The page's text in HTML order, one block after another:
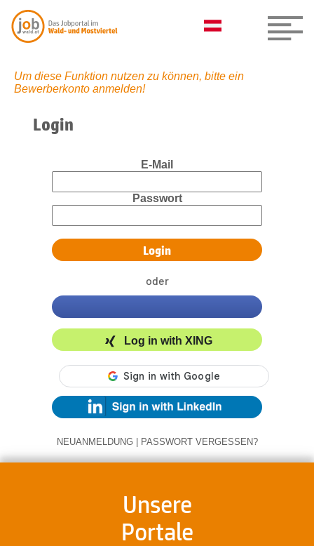
Um diese Funktion nutzen zu können, bitte ein
Bewerberkonto anmelden!
Login
E-Mail
Passwort
oder
Log in with XING
NEUANMELDUNG | PASSWORT VERGESSEN?
Unsere
Portale